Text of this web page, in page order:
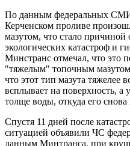
По данным федеральных
Керченском проливе
мазутом, что стало
экологических катастроф и
Минстранс отмечал, что это
"тяжелым" топочным
что этот тип мазута тяжелее
всплывает на поверхность, а
толще воды, откуда его
Спустя 11 дней после
ситуацией объявили ЧС
данным Минтранса, при